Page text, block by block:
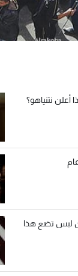
أعلن نتنياهو؟
لبس تضع هذا
شروط